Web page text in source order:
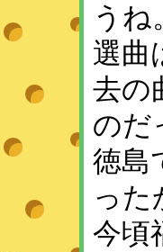
うね
選曲
去の
のだ
徳島
った
今頃